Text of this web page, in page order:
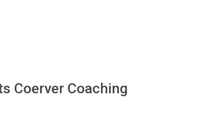
Coerver Coaching